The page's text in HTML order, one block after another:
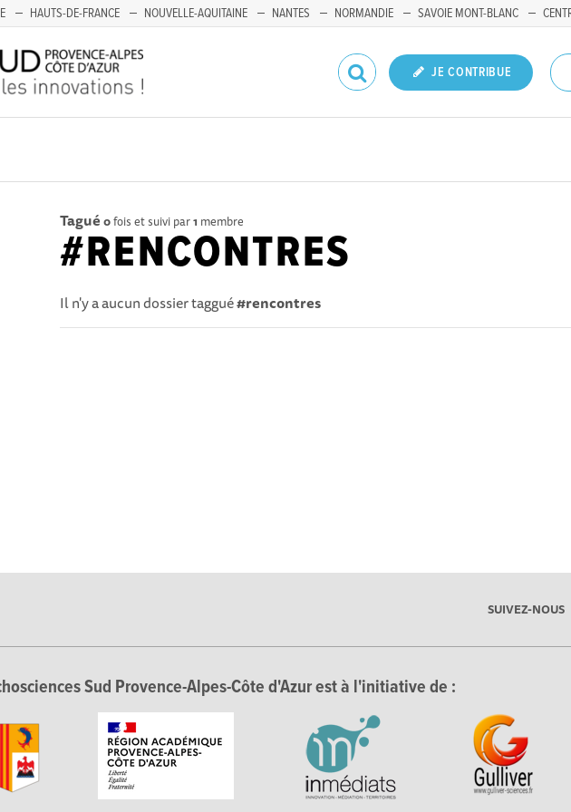
HAUTS-DE-FRANCE NOUVELLE-AQUITAINE NANTES NORMANDIE SAVOIE MONT-BLANC
JE CONTRIBUE
Tagué 0fois et suivi par1 membre
#RENCONTRES
Il n'y a aucun dossier taggué#rencontres
SUIVEZ-NOUS
Sud Provence-Alpes-Côte d'Azur est à l'initiative de :